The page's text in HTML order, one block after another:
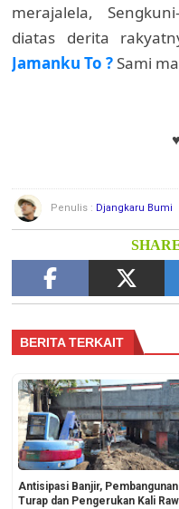
merajalela,
diatas derita
Jamanku To ? Sami
Penulis : Djangkaru Bumi
BERITA TERKAIT
Antisipasi Banjir, Pembangunan
Turap dan Pengerukan Kali